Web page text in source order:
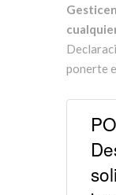
ponerte